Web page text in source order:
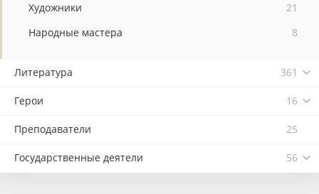
Художники
21
Народные мастера
8
Литература 361
Герои 16
Преподаватели 25
Государственные деятели 56